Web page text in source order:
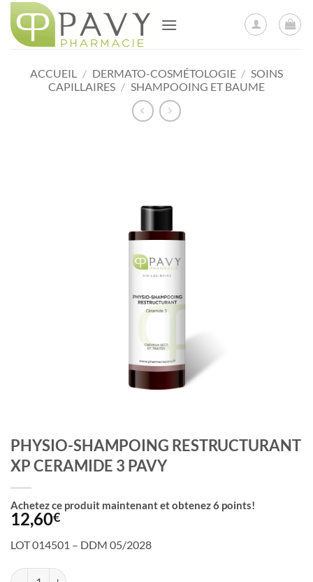
au
contenu
ACCUEIL / DERMATO-COSMÉTOLOGIE / SOINS
CAPILLAIRES / SHAMPOOING ET BAUME
PHYSIO-SHAMPOING RESTRUCTURANT
XP CERAMIDE 3 PAVY
Achetez ce produit maintenant et obtenez6 points!
12,60€
LOT 014501 – DDM 05/2028
quantité de PHYSIO-SHAMPOING RESTRUCTURANT XP